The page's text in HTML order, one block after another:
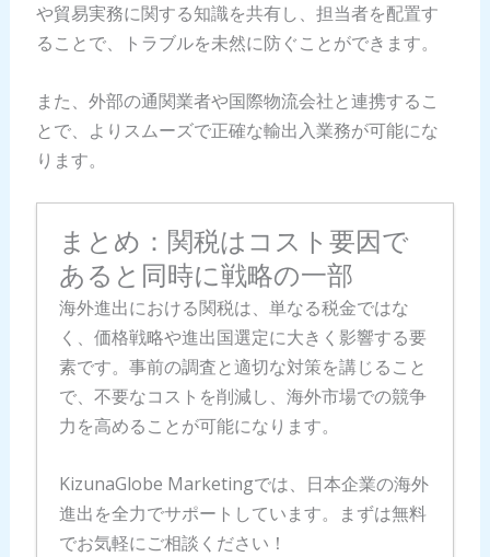
や貿易実務に関する知識を共有し、担当者を配置す
ることで、トラブルを未然に防ぐことができます。
また、外部の通関業者や国際物流会社と連携するこ
とで、よりスムーズで正確な輸出入業務が可能にな
ります。
まとめ：関税はコスト要因で
あると同時に戦略の一部
海外進出における関税は、単なる税金ではな
く、価格戦略や進出国選定に大きく影響する要
素です。事前の調査と適切な対策を講じること
で、不要なコストを削減し、海外市場での競争
力を高めることが可能になります。
KizunaGlobe Marketingでは、日本企業の海外
進出を全力でサポートしています。まずは無料
でお気軽にご相談ください！